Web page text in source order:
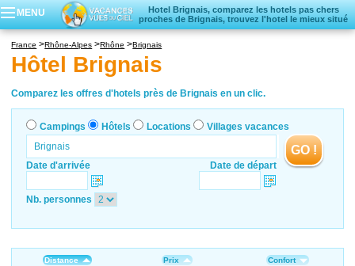
MENU
Hotel Brignais, comparez les hotels pas chers
proches de Brignais, trouvez l'hotel le mieux situé
Locations vacances
Villages vacances
France Rhône-Alpes Rhône Brignais
Hôtel Brignais
Comparez les offres d'hotels près de Brignais en un clic.
Campings Hôtels Locations Villages vacances
Date d'arrivée Date de départ
GO !
Nb. personnes
Distance Prix Confort